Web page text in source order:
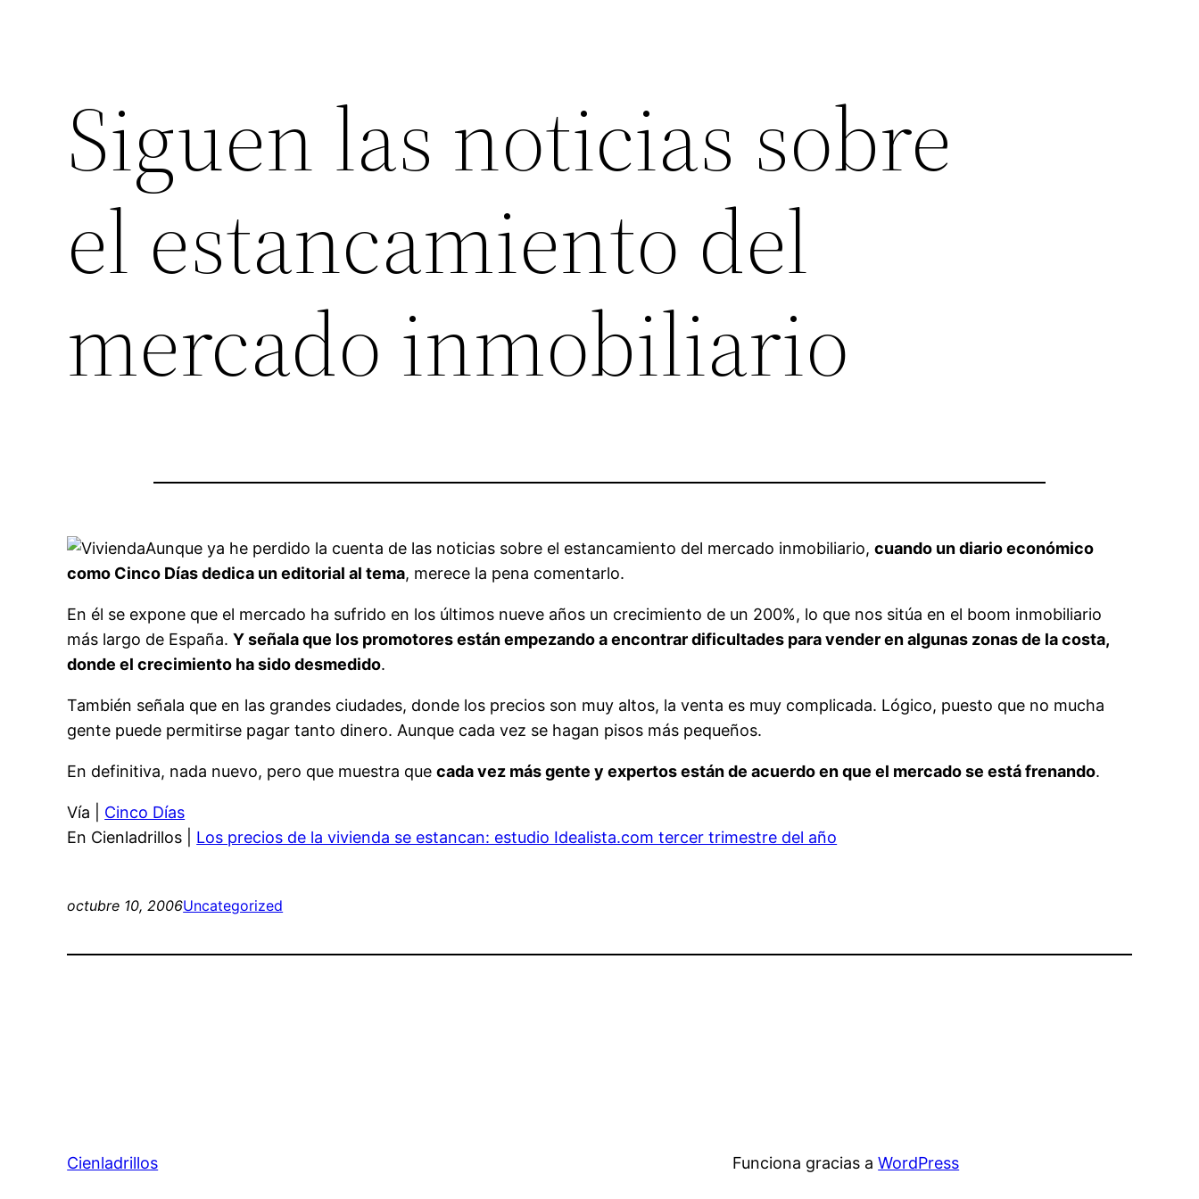
Siguen las noticias sobre
el estancamiento del
mercado inmobiliario
Aunque ya he perdido la cuenta de las noticias sobre el estancamiento del mercado inmobiliario,cuando un diario económico
como Cinco Días dedica un editorial al tema, merece la pena comentarlo.
En él se expone que el mercado ha sufrido en los últimos nueve años un crecimiento de un 200%, lo que nos sitúa en el boom inmobiliario
más largo de España.Y señala que los promotores están empezando a encontrar dificultades para vender en algunas zonas de la costa,
donde el crecimiento ha sido desmedido.
También señala que en las grandes ciudades, donde los precios son muy altos, la venta es muy complicada. Lógico, puesto que no mucha
gente puede permitirse pagar tanto dinero. Aunque cada vez se hagan pisos más pequeños.
En definitiva, nada nuevo, pero que muestra quecada vez más gente y expertos están de acuerdo en que el mercado se está frenando.
Vía | Cinco Días
En Cienladrillos | Los precios de la vivienda se estancan: estudio Idealista.com tercer trimestre del año
octubre 10, 2006Uncategorized
Cienladrillos Funciona gracias aWordPress